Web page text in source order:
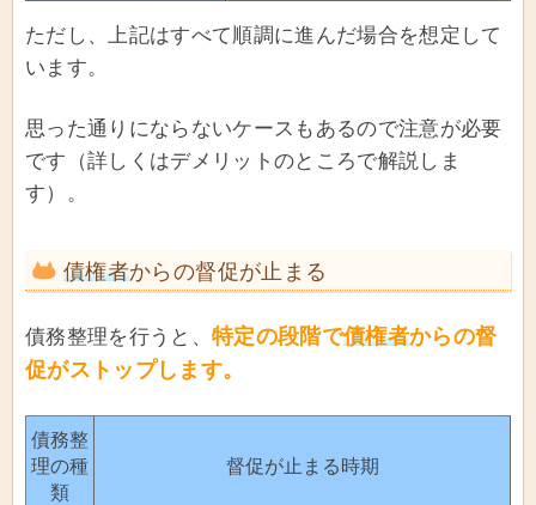
ただし、上記はすべて順調に進んだ場合を想定して
います。
思った通りにならないケースもあるので注意が必要
です（詳しくはデメリットのところで解説しま
す）。
債権者からの督促が止まる
債務整理を行うと、特定の段階で債権者からの督
促がストップします。
債務整
理の種
類
督促が止まる時期